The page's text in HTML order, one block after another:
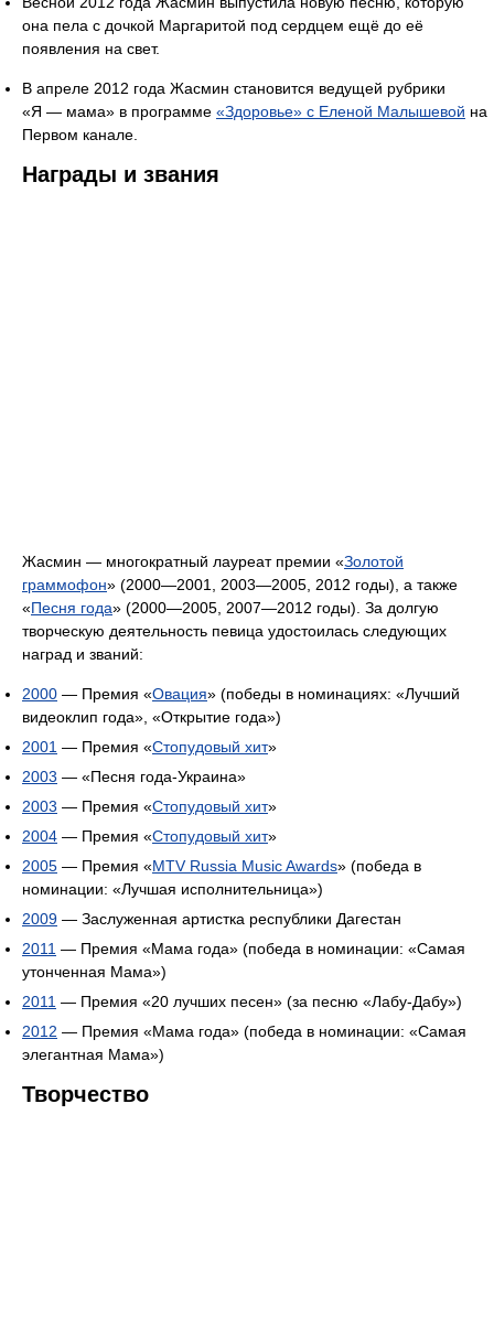
она пела с дочкой Маргаритой под сердцем ещё до её
появления на свет.
В апреле 2012 года Жасмин становится ведущей рубрики
«Я — мама» в программе «Здоровье» с Еленой Малышевой на
Первом канале.
Награды и звания
Жасмин — многократный лауреат премии «Золотой
граммофон» (2000—2001, 2003—2005, 2012 годы), а также
«Песня года» (2000—2005, 2007—2012 годы). За долгую
творческую деятельность певица удостоилась следующих
наград и званий:
2000 — Премия «Овация» (победы в номинациях: «Лучший
видеоклип года», «Открытие года»)
2001 — Премия «Стопудовый хит»
2003 — «Песня года-Украина»
2003 — Премия «Стопудовый хит»
2004 — Премия «Стопудовый хит»
2005 — Премия «MTV Russia Music Awards» (победа в
номинации: «Лучшая исполнительница»)
2009 — Заслуженная артистка республики Дагестан
2011 — Премия «Мама года» (победа в номинации: «Самая
утонченная Мама»)
2011 — Премия «20 лучших песен» (за песню «Лабу-Дабу»)
2012 — Премия «Мама года» (победа в номинации: «Самая
элегантная Мама»)
Творчество